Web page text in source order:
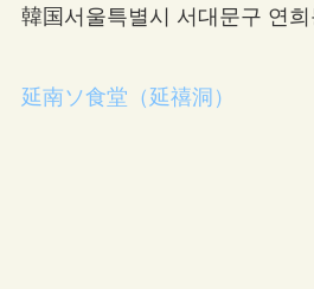
韓国서울특별시 서대문구 연
延南ソ食堂（延禧洞）